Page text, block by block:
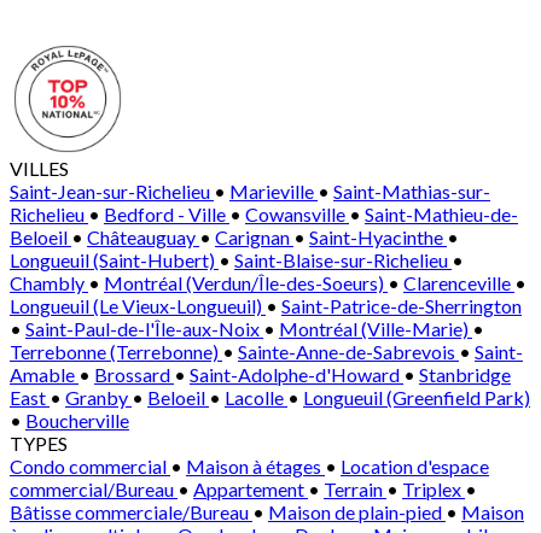
VILLES
Saint-Jean-sur-Richelieu • Marieville • Saint-Mathias-sur-
Richelieu • Bedford - Ville • Cowansville • Saint-Mathieu-de-
Beloeil • Châteauguay • Carignan • Saint-Hyacinthe •
Longueuil (Saint-Hubert) • Saint-Blaise-sur-Richelieu •
Chambly • Montréal (Verdun/Île-des-Soeurs) • Clarenceville •
Longueuil (Le Vieux-Longueuil) • Saint-Patrice-de-Sherrington
• Saint-Paul-de-l'Île-aux-Noix • Montréal (Ville-Marie) •
Terrebonne (Terrebonne) • Sainte-Anne-de-Sabrevois • Saint-
Amable • Brossard • Saint-Adolphe-d'Howard • Stanbridge
East • Granby • Beloeil • Lacolle • Longueuil (Greenfield Park)
• Boucherville
TYPES
Condo commercial • Maison à étages • Location d'espace
commercial/Bureau • Appartement • Terrain • Triplex •
Bâtisse commerciale/Bureau • Maison de plain-pied • Maison